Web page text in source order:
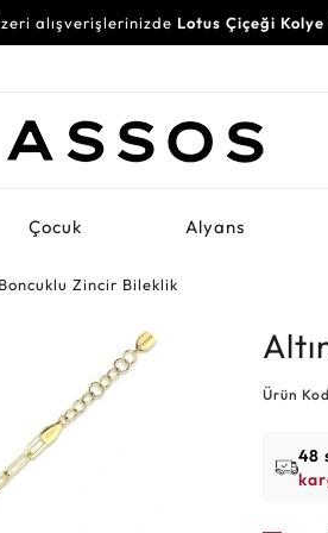
alışverişlerinizde Lotus Çiçeği Kolye
Çocuk Alyans
Zincir Bileklik
Ürün
48